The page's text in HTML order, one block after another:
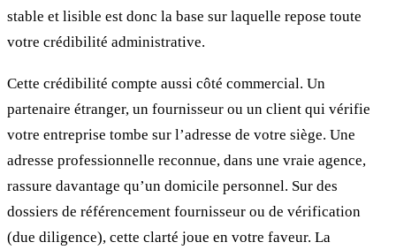
stable et lisible est donc la base sur laquelle repose toute
votre crédibilité administrative.
Cette crédibilité compte aussi côté commercial. Un
partenaire étranger, un fournisseur ou un client qui vérifie
votre entreprise tombe sur l’adresse de votre siège. Une
adresse professionnelle reconnue, dans une vraie agence,
rassure davantage qu’un domicile personnel. Sur des
dossiers de référencement fournisseur ou de vérification
(due diligence), cette clarté joue en votre faveur. La